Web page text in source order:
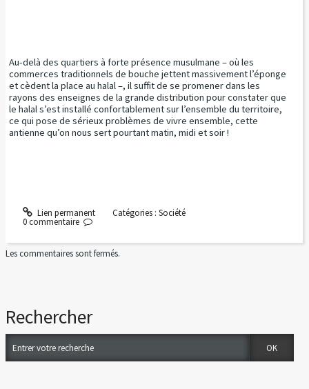
Rechercher
Au-delà des quartiers à forte présence musulmane – où les
commerces traditionnels de bouche jettent massivement l’éponge
et cèdent la place au halal –, il suffit de se promener dans les
rayons des enseignes de la grande distribution pour constater que
le halal s’est installé confortablement sur l’ensemble du territoire,
ce qui pose de sérieux problèmes de vivre ensemble, cette
antienne qu’on nous sert pourtant matin, midi et soir !
Lien permanent Catégories : Société
0 commentaire
Les commentaires sont fermés.